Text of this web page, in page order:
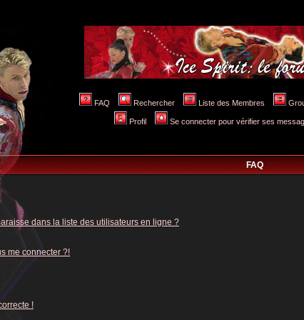
FAQ Rechercher Liste des Membres
Profil Se connecter pour vérifier ses
FAQ
dans la liste des utilisateurs en ligne ?
me connecter ?!
!